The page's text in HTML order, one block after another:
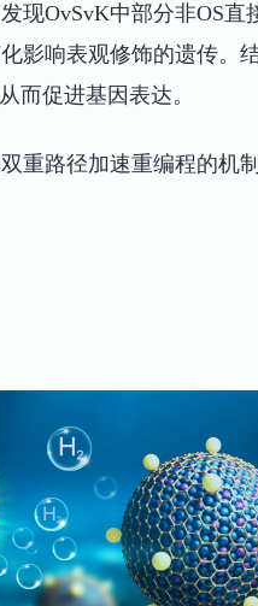
现OvSvK中部分非OS直
影响表观修饰的遗传。
而促进基因表达。
重路径加速重编程的机